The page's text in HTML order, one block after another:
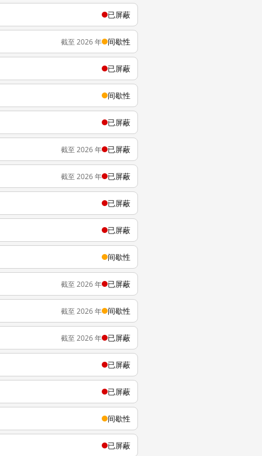
已屏蔽
截至 2026 年 间歇性
已屏蔽
间歇性
已屏蔽
截至 2026 年 已屏蔽
截至 2026 年 已屏蔽
已屏蔽
已屏蔽
间歇性
截至 2026 年 已屏蔽
截至 2026 年 间歇性
截至 2026 年 已屏蔽
已屏蔽
已屏蔽
间歇性
已屏蔽